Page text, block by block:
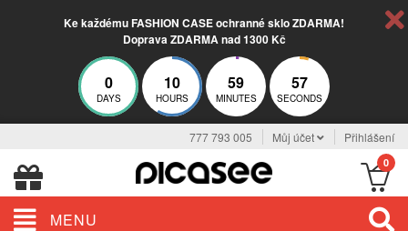
Ke každému FASHION CASE ochranné sklo ZDARMA!
Doprava ZDARMA nad 1300 Kč
0
DAYS
10
HOURS
59
MINUTES
57
SECONDS
777 793 005 Můj účet Přihlášení
0
MENU